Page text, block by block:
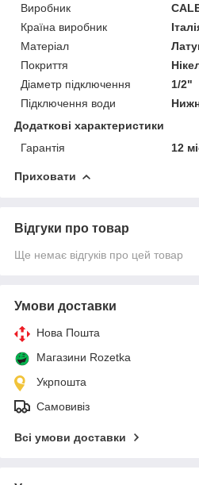
Виробник
Країна виробник
Матеріал
Покриття
Діаметр підключення
1/2"
Підключення води
Додаткові характеристики
Гарантія
12
Приховати
Відгуки про товар
Ще немає відгуків про цей товар
Умови доставки
Нова Пошта
Магазини Rozetka
Укрпошта
Самовивіз
Всі умови доставки